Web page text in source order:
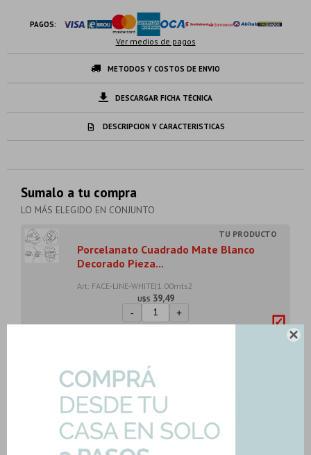

PAGOS:
Ver medios de pagos
METODOS Y COSTOS DE ENVIO
DESCARGAR FICHA TÉCNICA
DESCRIPCION Y CARACTERISTICAS
Sumalo a tu compra
LO MÁS ELEGIDO EN CONJUNTO
Porcelanato Cuadrado Mate Blanco
Decorado Pieza...
Art: FACE-LINE-WHITE|1.00mts2
U$S 39,49
- +
Adhesivo Porcelanato Pennsylvania
25K Piezas Ba...
Art: ADH-PORCELANATO-25K
11,21
- +